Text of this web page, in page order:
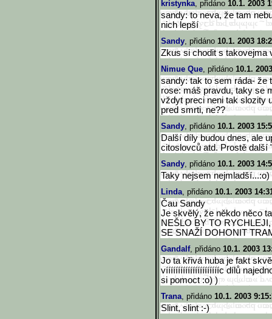
kristynka, přidáno 10.1. 2003
sandy: to neva, že tam
nich lepší
Sandy, přidáno 10.1. 2003
Zkus si chodit s takovejma
Nimue Que, přidáno 10.1.
sandy: tak to sem ráda- že
rose: máš pravdu, taky se
vždyt preci neni tak slozity
pred smrti, ne??
Sandy, přidáno 10.1. 2003
Další díly budou dnes, ale
citoslovců atd. Prostě další
Sandy, přidáno 10.1. 2003
Taky nejsem nejmladší...:o)
Linda, přidáno 10.1. 2003
Čau Sandy
Je skvělý, že někdo něco
NEŠLO BY TO
SE SNAŽÍ DOHONIT
Gandalf, přidáno 10.1. 2003
Jo ta křivá huba je fakt
vííííííííííííííííííííííc dílů
si pomoct :o) )
Trana, přidáno 10.1. 2003
Slint, slint :-)